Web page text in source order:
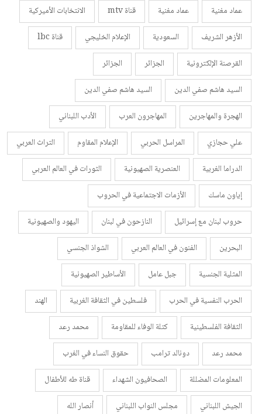
عماد مغنية
عماد مغنية قناة mtv
الانتخابات الأميركية
الأزهر الشريف
السعودية الإعلام الخليجي
قناة lbc
القرصنة الإلكترونية
الجزائر
الجزائر
السيد هاشم صفي الدين
السيد هاشم صفي الدين
الهجرة والمهاجرين
المهاجرون العرب
الأدب اللبناني
علي حجازي
المراسل الحربي الإعلام المقاوم
التراث العربي
الدراما الغربية
العنصرية الصهيونية
الثورات في العالم العربي
إياون ماسك
الأزمات الاجتماعية في الحروب
حروب لبنان مع إسرائيل
النازحون في لبنان
اليهود والصهيونية
البحرين
الفنون في العالم العربي
الشواذ الجنسي
المثلية الجنسية
جبل عامل
الأساطير الصهيونية
الحرب النفسية في الحرب
فلسطين في الثقافة الغربية
الهند
الثقافة الفلسطينية
كتلة الوفاء للمقاومة
محمد رعد
محمد رعد
دونالد ترامب
حقوق النساء في الغرب
المعلومات المضللة
الصحافيون الشهداء
قناة طه للأطفال
الجيش اللبناني
مجلس النواب اللبناني
أنصار الله